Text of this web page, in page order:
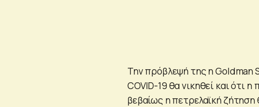
Την πρόβλεψή της η Goldman
COVID-19 θα νικηθεί και ότι
βεβαίως η πετρελαϊκή ζήτηση